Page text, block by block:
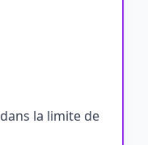
dans la limite de